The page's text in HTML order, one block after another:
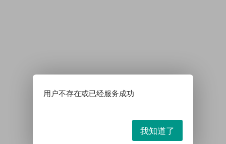
用户不存在或已经服务成功
我知道了